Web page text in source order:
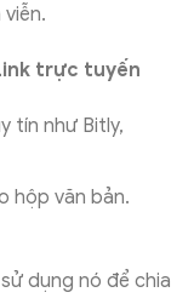
trực tuyến
tín như Bitly,
hộp văn bản.
dụng nó để chia